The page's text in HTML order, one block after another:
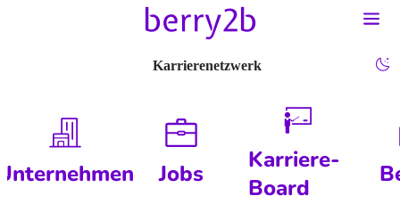
Karrierenetzwerk
Jobs
Karriere-
Board